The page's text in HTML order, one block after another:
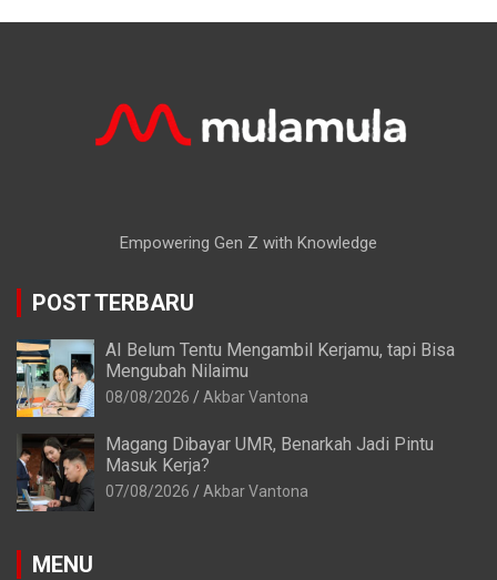
Empowering Gen Z with Knowledge
POST TERBARU
AI Belum Tentu Mengambil Kerjamu, tapi Bisa
Mengubah Nilaimu
08/08/2026 Akbar Vantona
Magang Dibayar UMR, Benarkah Jadi Pintu
Masuk Kerja?
07/08/2026 Akbar Vantona
MENU